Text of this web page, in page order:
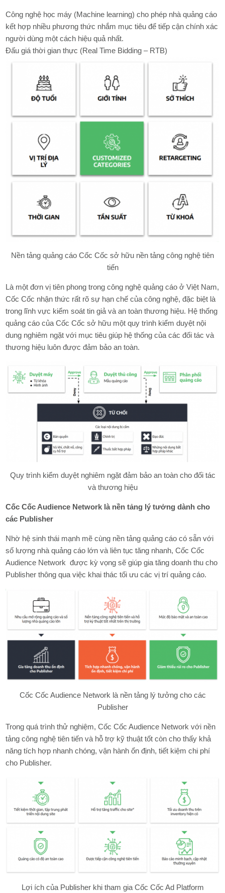
Công nghệ học máy (Machine learning) cho phép nhà quảng cáo
kết hợp nhiều phương thức nhắm mục tiêu để tiếp cận chính xác
người dùng một cách hiệu quả nhất.
Đấu giá thời gian thực (Real Time Bidding – RTB)
Nền tảng quảng cáo Cốc Cốc sở hữu nền tảng công nghệ tiên
tiến
Là một đơn vị tiên phong trong công nghệ quảng cáo ở Việt Nam,
Cốc Cốc nhận thức rất rõ sự hạn chế của công nghệ, đặc biệt là
trong lĩnh vực kiểm soát tin giả và an toàn thương hiệu. Hệ thống
quảng cáo của Cốc Cốc sở hữu một quy trình kiểm duyệt nội
dung nghiêm ngặt với mục tiêu giúp hệ thống của các đối tác và
thương hiệu luôn được đảm bảo an toàn.
Quy trình kiểm duyệt nghiêm ngặt đảm bảo an toàn cho đối tác
và thương hiệu
Cốc Cốc Audience Network là nền tảng lý tưởng dành cho
các Publisher
Nhờ hệ sinh thái mạnh mẽ cùng nền tảng quảng cáo có sẵn với
số lượng nhà quảng cáo lớn và liên tục tăng nhanh, Cốc Cốc
Audience Network được kỳ vọng sẽ giúp gia tăng doanh thu cho
Publisher thông qua việc khai thác tối ưu các vị trí quảng cáo.
Cốc Cốc Audience Network là nền tảng lý tưởng cho các
Publisher
Trong quá trình thử nghiệm, Cốc Cốc Audience Network với nền
tảng công nghệ tiên tiến và hỗ trợ kỹ thuật tốt còn cho thấy khả
năng tích hợp nhanh chóng, vận hành ổn định, tiết kiệm chi phí
cho Publisher.
Lợi ích của Publisher khi tham gia Cốc Cốc Ad Platform